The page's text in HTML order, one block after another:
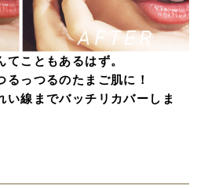
こともあるはず。
っつるのたまご肌に！
い線までバッチリカバーしま